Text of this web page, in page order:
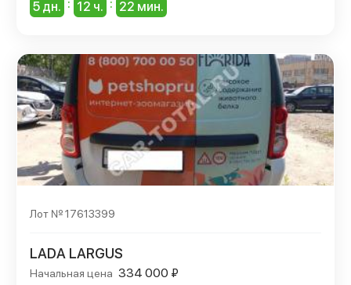
5 дн. : 12 ч. : 22 мин.
Лот № 17613399
LADA LARGUS
Начальная цена 334 000 ₽